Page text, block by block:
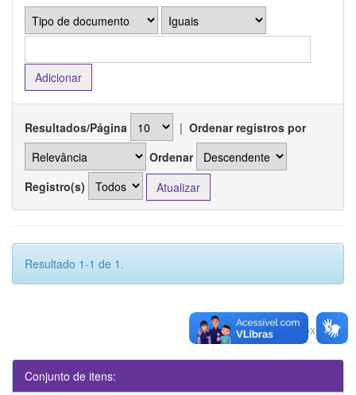
Resultados/Página | Ordenar registros por
Ordenar
Registro(s)
Resultado 1-1 de 1.
Anterior 1 Póximo
Conjunto de itens: